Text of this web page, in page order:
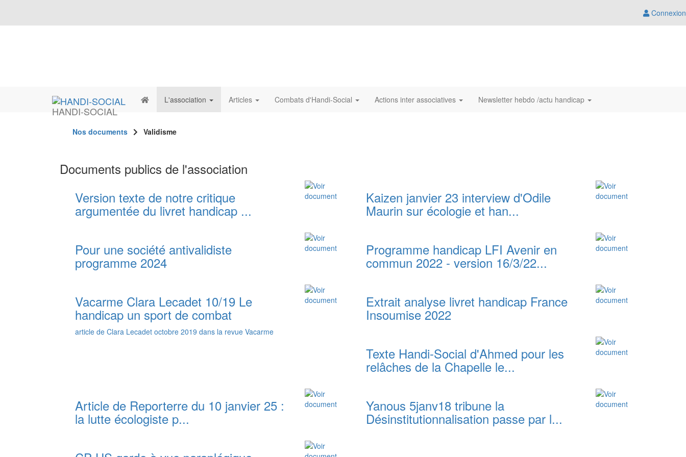
Connexion
HANDI-SOCIAL
L'association Articles Combats d'Handi-Social Actions inter associatives Newsletter hebdo /actu handicap
Nos documents Validisme
Documents publics de l'association
Version texte de notre critique
argumentée du livret handicap ...
Kaizen janvier 23 interview d'Odile
Maurin sur écologie et han...
Pour une société antivalidiste
programme 2024
Programme handicap LFI Avenir en
commun 2022 - version 16/3/22...
Vacarme Clara Lecadet 10/19 Le
handicap un sport de combat
article de Clara Lecadet octobre 2019 dans la revue Vacarme
Extrait analyse livret handicap France
Insoumise 2022
Texte Handi-Social d'Ahmed pour les
relâches de la Chapelle le...
Article de Reporterre du 10 janvier 25 :
la lutte écologiste p...
Yanous 5janv18 tribune la
Désinstitutionnalisation passe par l...